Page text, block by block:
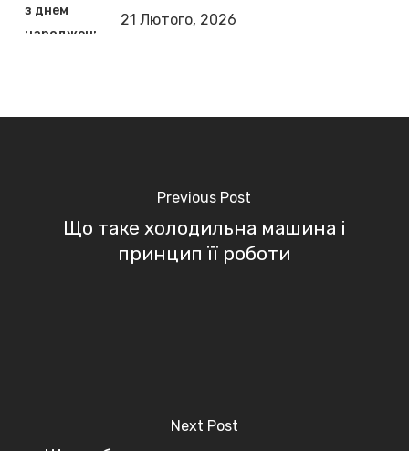
21 Лютого, 2026
Previous Post
Що таке холодильна машина і
принцип її роботи
Next Post